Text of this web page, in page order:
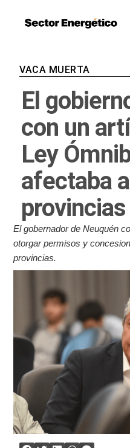
VACA MUERTA
El
con un
Ley
afectaba
provincias
El gobernador de Neuquén
otorgar permisos y
provincias.